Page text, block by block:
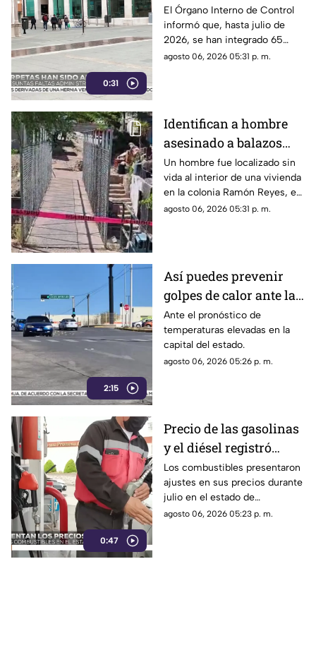
0:31
municipales de
Chihuahua | VIDEO
El Órgano Interno de Control
informó que, hasta julio de
2026, se han integrado 65
expedientes por presuntas
agosto 06, 2026 05:31 p. m.
Identifican a hombre
asesinado a balazos
dentro de una vivienda
en la colonia Ramón
Reyes
Un hombre fue localizado sin
vida al interior de una vivienda
en la colonia Ramón Reyes, en
la ciudad de Chihuahua.
agosto 06, 2026 05:31 p. m.
2:15
Así puedes prevenir
golpes de calor ante las
altas temperaturas en
Chihuahua
Ante el pronóstico de
temperaturas elevadas en la
capital del estado.
agosto 06, 2026 05:26 p. m.
0:47
Precio de las gasolinas
y el diésel registró
variaciones en
Chihuahua durante
julio | VIDEO
Los combustibles presentaron
ajustes en sus precios durante
julio en el estado de
Chihuahua.
agosto 06, 2026 05:23 p. m.